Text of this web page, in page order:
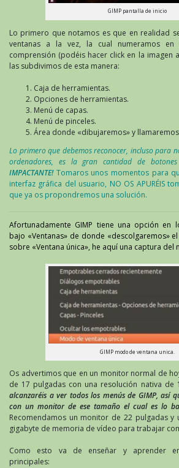
GIMP pantalla de inicio
Lo primero que notamos es que en realidad
ventanas a la vez, la cual numeramos
comprensión (podéis hacer click en la imagen
las subdivimos de esta manera:
Caja de herramientas.
Opciones de herramientas.
Menú de capas.
Menú de pinceles.
Área donde «dibujaremos» y
Lo primero que debemos reconocer, incluso para
ordenadores, es la gran cantidad de
IMPACTANTE!Tomaros unos momentos para
interfaz gráfica del usuario, NO OS APURÉIS
que ya os propondremos una solución.
Afortunadamente GIMP tiene una opción en
bajo «Ventanas» de donde «descolgaremos»
sobre «Ventana única», he aquí una captura del
GIMP modo de ventana unica.
Os advertimos que en un monitor normal de
de 17 pulgadas con una resolución nativa de
alcanzaréis a ver todos los menús de GIMP, así
con un monitor de ese tamaño el cual es lo
Recomendamos un monitor de 22 pulgadas y
gigabyte de memoria de vídeo para trabajar
Como esto va de enseñar y aprender
principales: